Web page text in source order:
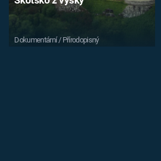
Dokumentární / Přírodopisný